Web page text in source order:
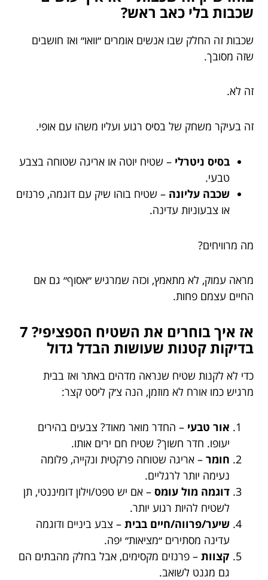
שכבות בלי כאב ראש?
שכבות זה החלק שבו אנשים אומרים ״וואו״ ואז חושבים
שזה מסובך.
זה לא.
זה בעיקר משחק של בסיס רגוע ועליו משהו עם אופי.
בסיס ניטרלי – שטיח יוטה או אריגה שטוחה בצבע
טבעי.
שכבה עליונה – שטיח בוהו שיק עם דוגמה, פרנזים
או צבעוניות עדינה.
מה מרוויחים?
מראה עמוק, לא מתאמץ, וכזה שמרגיש ״אסוף״ גם אם
החיים עצמם פחות.
אז איך בוחרים את השטיח הספציפי? 7
בדיקות קטנות שעושות הבדל גדול
כדי לא לקנות שטיח שנראה מדהים באתר ואז בבית
מרגיש כמו אורח לא מוזמן, הנה צ׳ק ליסט קצר:
אור טבעי – החדר מואר מאוד? צבעים בהירים
יעופו. חדר חשוך? שטיח חם ירים אותו.
חומר – אריגה שטוחה פרקטית ונקייה, פלומה
נעימה יותר לרגליים.
דוגמה מול עומס – אם יש טפט/וילון דומיננטי, תן
לשטיח להיות רגוע יותר.
שיער/פרווה/חיים בבית – צבע ביניים ודוגמה
עדינה מסתירים ״מציאות״ יפה.
קצוות – פרנזים מקסימים, אבל בחלק מהבתים הם
גם מגנט לשואב.